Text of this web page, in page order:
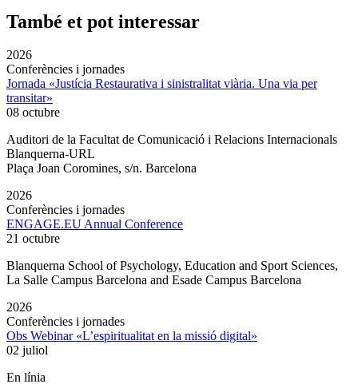
També et pot interessar
2026
Conferències i jornades
Jornada «Justícia Restaurativa i sinistralitat viària. Una via per
transitar»
08 octubre
Auditori de la Facultat de Comunicació i Relacions Internacionals
Blanquerna-URL
Plaça Joan Coromines, s/n. Barcelona
2026
Conferències i jornades
ENGAGE.EU Annual Conference
21 octubre
Blanquerna School of Psychology, Education and Sport Sciences,
La Salle Campus Barcelona and Esade Campus Barcelona
2026
Conferències i jornades
Obs Webinar «L’espiritualitat en la missió digital»
02 juliol
En línia